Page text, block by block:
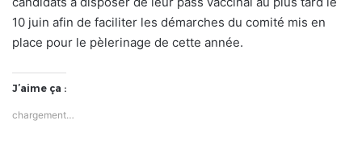
10 juin afin de faciliter les démarches du comité mis en
place pour le pèlerinage de cette année.
J’aime ça :
chargement…